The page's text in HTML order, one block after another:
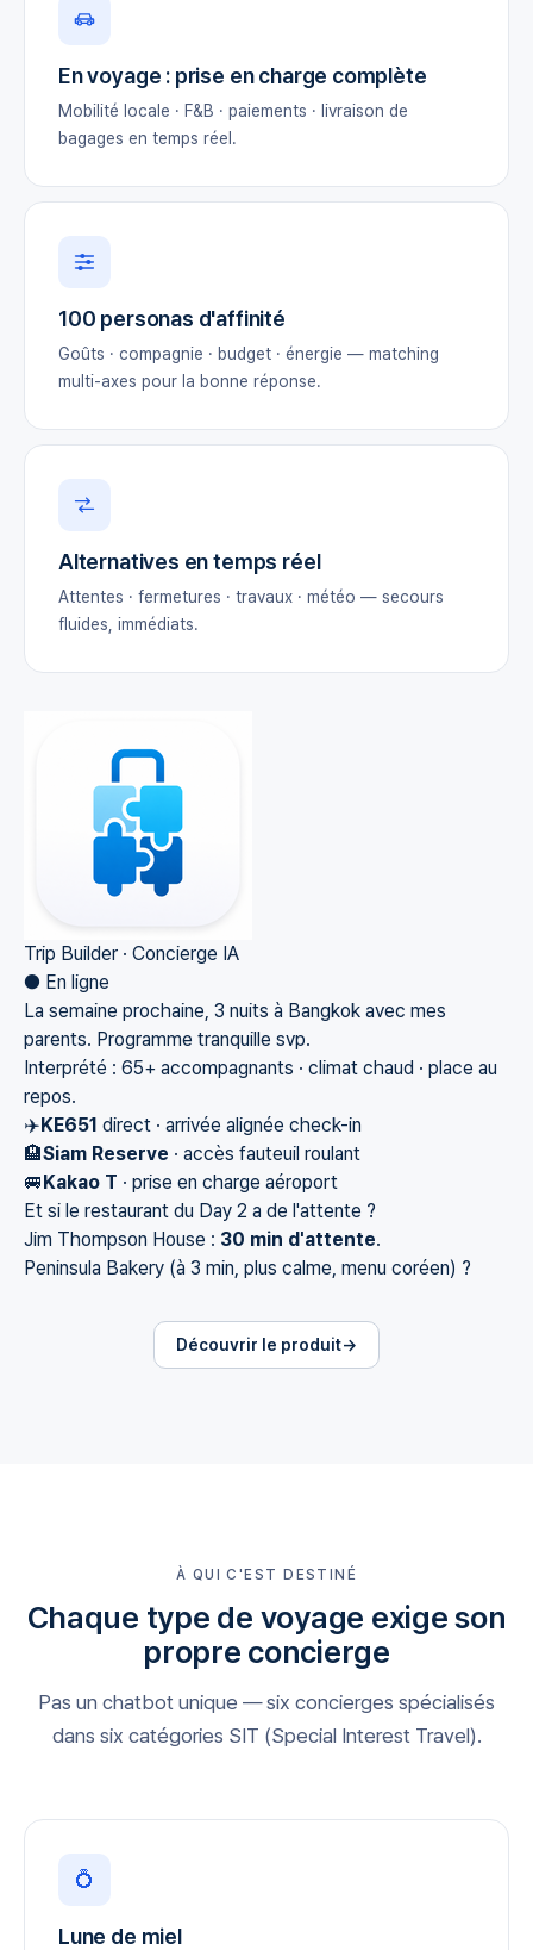
En voyage : prise en charge complète
Mobilité locale · F&B · paiements · livraison de
bagages en temps réel.
100 personas d'affinité
Goûts · compagnie · budget · énergie — matching
multi-axes pour la bonne réponse.
Alternatives en temps réel
Attentes · fermetures · travaux · météo — secours
fluides, immédiats.
Trip Builder · Concierge IA
● En ligne
La semaine prochaine, 3 nuits à Bangkok avec mes
parents. Programme tranquille svp.
Interprété : 65+ accompagnants · climat chaud · place au
repos.
✈️KE651 direct · arrivée alignée check-in
🏨Siam Reserve · accès fauteuil roulant
🚐Kakao T · prise en charge aéroport
Et si le restaurant du Day 2 a de l'attente ?
Jim Thompson House : 30 min d'attente.
Peninsula Bakery (à 3 min, plus calme, menu coréen) ?
Découvrir le produit
À QUI C'EST DESTINÉ
Chaque type de voyage exige son
propre concierge
Pas un chatbot unique — six concierges spécialisés
dans six catégories SIT (Special Interest Travel).
💍
Lune de miel